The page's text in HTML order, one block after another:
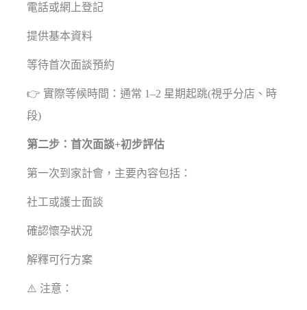
電話或網上登記
提供基本資料
等待首次面談預約
👉 實際等候時間：通常 1–2 星期起跳(視乎分店、時
段)
第二步：首次面談+初步評估
第一次到家計會，主要內容包括：
社工或護士面談
確認懷孕狀況
解釋可行方案
⚠️ 注意：